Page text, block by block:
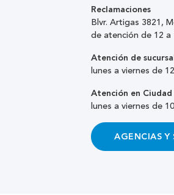
Reclamaciones
Blvr. Artigas 3821,
de atención de 12 a
Atención de
lunes a viernes de
Atención en
lunes a viernes de
AGENCIAS Y